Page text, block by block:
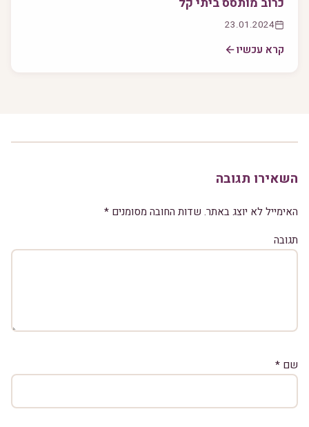
23.01.2024
קרא עכשיו
השאירו תגובה
האימייל לא יוצג באתר. שדות החובה מסומנים *
תגובה
שם *